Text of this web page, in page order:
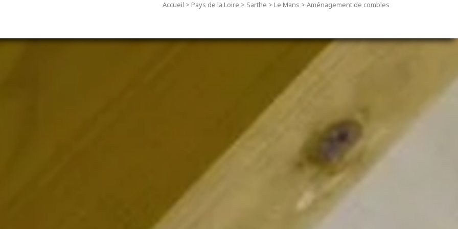
Accueil > Pays de la Loire > Sarthe > Le Mans > Aménagement de combles